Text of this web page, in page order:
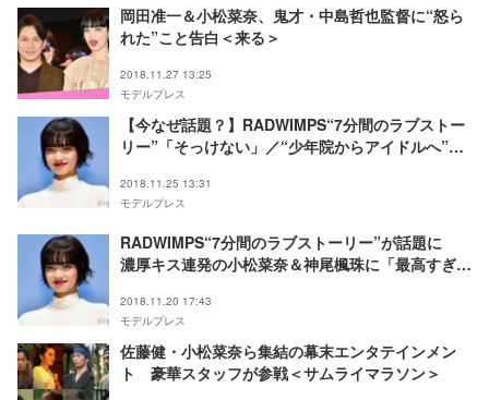
岡田准一＆小松菜奈、鬼才・中島哲也監督に“怒ら
れた”こと告白＜来る＞
2018.11.27 13:25
モデルプレス
【今なぜ話題？】RADWIMPS“7分間のラブストー
リー”「そっけない」／“少年院からアイドルへ”戦
2018.11.25 13:31
モデルプレス
RADWIMPS“7分間のラブストーリー”が話題に
濃厚キス連発の小松菜奈＆神尾楓珠に「最高すぎ
2018.11.20 17:43
モデルプレス
佐藤健・小松菜奈ら集結の幕末エンタテインメン
ト 豪華スタッフが参戦＜サムライマラソン＞